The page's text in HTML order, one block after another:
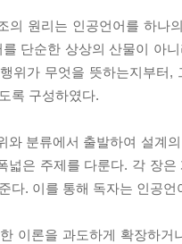
의 원리는 인공언어를 하나
단순한 상상의 산물이 아
위가 무엇을 뜻하는지부터
록 구성하였다.
와 분류에서 출발하여 설계
넓은 주제를 다룬다. 각 장
다. 이를 통해 독자는 인공
이론을 과도하게 확장하